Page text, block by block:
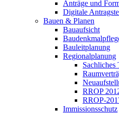
Anträge und
Digitale
Bauen & Planen
Bauaufsicht
Bauleitplanung
Regionalplanung
Sachliches
RROP
RROP-
Immissionsschutz